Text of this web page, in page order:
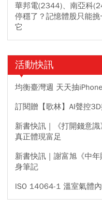
華邦電(2344)、南亞科
停穩了？記憶體股只能
它
活動快訊
均衡臺灣週 天天抽iPhone
訂閱贈【歌林】AI聲控
新書快訊｜《打開錢意
真正體現富足
新書快訊｜謝富旭《中
身筆記
ISO 14064-1 溫室氣體